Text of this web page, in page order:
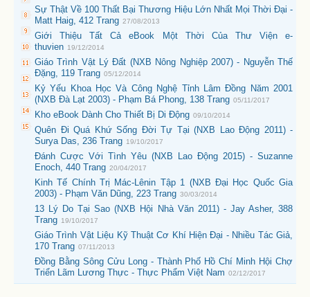
Sự Thật Về 100 Thất Bại Thương Hiệu Lớn Nhất Mọi Thời Đại -
Matt Haig, 412 Trang 27/08/2013
Giới Thiệu Tất Cả eBook Một Thời Của Thư Viện e-
thuvien 19/12/2014
Giáo Trình Vật Lý Đất (NXB Nông Nghiệp 2007) - Nguyễn Thế
Đặng, 119 Trang 05/12/2014
Kỷ Yếu Khoa Học Và Công Nghệ Tỉnh Lâm Đồng Năm 2001
(NXB Đà Lạt 2003) - Phạm Bá Phong, 138 Trang 05/11/2017
Kho eBook Dành Cho Thiết Bị Di Động 09/10/2014
Quên Đi Quá Khứ Sống Đời Tự Tại (NXB Lao Động 2011) -
Surya Das, 236 Trang 19/10/2017
Đánh Cược Với Tình Yêu (NXB Lao Động 2015) - Suzanne
Enoch, 440 Trang 20/04/2017
Kinh Tế Chính Trị Mác-Lênin Tập 1 (NXB Đại Học Quốc Gia
2003) - Phạm Văn Dũng, 223 Trang 30/03/2014
13 Lý Do Tại Sao (NXB Hội Nhà Văn 2011) - Jay Asher, 388
Trang 19/10/2017
Giáo Trình Vật Liệu Kỹ Thuật Cơ Khí Hiện Đại - Nhiều Tác Giả,
170 Trang 07/11/2013
Đồng Bằng Sông Cửu Long - Thành Phố Hồ Chí Minh Hội Chợ
Triển Lãm Lương Thực - Thực Phẩm Việt Nam 02/12/2017